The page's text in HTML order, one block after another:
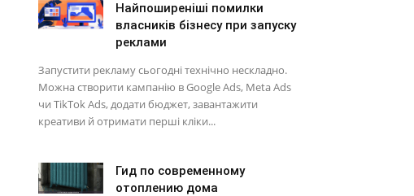
Найпоширеніші помилки
власників бізнесу при запуску
реклами
Запустити рекламу сьогодні технічно нескладно.
Можна створити кампанію в Google Ads, Meta Ads
чи TikTok Ads, додати бюджет, завантажити
креативи й отримати перші кліки...
Гид по современному
отоплению дома